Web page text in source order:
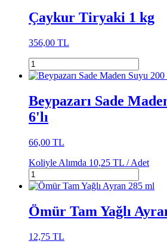
Çaykur Tiryaki 1 kg
356,00 TL
Beypazarı Sade
6'lı
66,00 TL
Koliyle Alımda 10,25 TL /Adet
Ömür Tam Yağlı
12,75 TL